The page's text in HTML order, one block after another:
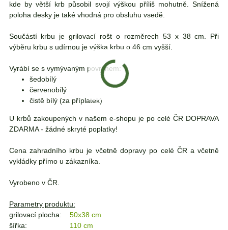
kde by větší krb působil svojí výškou příliš mohutně. Snížená
poloha desky je také vhodná pro obsluhu vsedě.
Součástí krbu je grilovací rošt o rozměrech 53 x 38 cm. Při
výběru krbu s udírnou je výška krbu o 46 cm vyšší.
Vyrábí se s vymývaným povrchem:
šedobílý
červenobílý
čistě bílý (za příplatek)
U krbů zakoupených v našem e-shopu je po celé ČR DOPRAVA
ZDARMA - žádné skryté poplatky!
Cena zahradního krbu je včetně dopravy po celé ČR a včetně
vykládky přímo u zákazníka.
Vyrobeno v ČR.
Parametry produktu:
grilovací plocha:
50x38 cm
šířka:
110 cm